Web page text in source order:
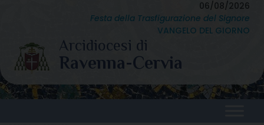
content
06/08/2026
Festa della Trasfigurazione del Signore
VANGELO DEL GIORNO